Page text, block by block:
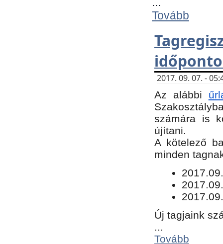
Tovább
2017. 09. 07. -
Az alábbi
számára is
újítani.
​A kötelező
minden
Új tagjaink
Tovább